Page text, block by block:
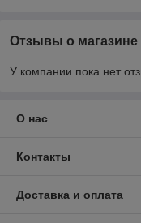
Отзывы о магазине
У компании пока нет
О нас
Контакты
Доставка и оплата